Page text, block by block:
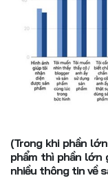
(Trong khi phần
phẩm thì phần lớn
nhiều thông tin về